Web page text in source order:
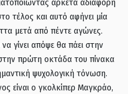
αρκετά αδιάφορη
τέλος και αυτό αφήνει μία
μετά από πέντε αγώνες.
γίνει απόψε θα πάει στην
πρώτη οκτάδα του πίνακα
ψυχολογική τόνωση.
είναι ο γκολκίπερ Μαγκράο,